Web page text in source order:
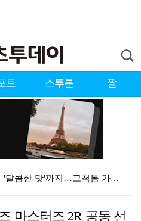
토 스투툰 짤
에스파, '쇠맛'부터 '달콤한 맛'까지…고척돔 가득 채…
마스터즈 2R 공동 선